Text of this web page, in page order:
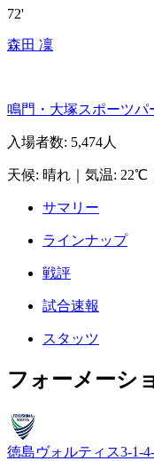
72'
森田 凜
鳴門・大塚スポーツパ
入場者数: 5,474人
天候: 晴れ 気温: 22℃
サマリー
ラインナップ
戦評
試合速報
スタッツ
フォーメーシ
徳島ヴォルティス3-1-